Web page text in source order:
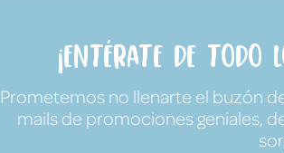
¡Entérate de todo
Prometemos no llenarte el buzón
mails de promociones geniales,